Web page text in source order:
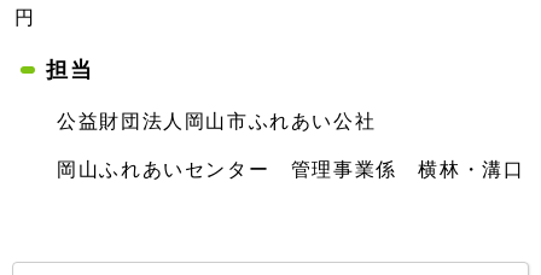
円
担当
公益財団法人岡山市ふれあい公社
岡山ふれあいセンター 管理事業係 横林・溝口